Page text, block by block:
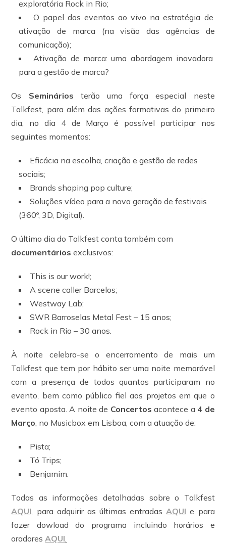
exploratória Rock in Rio;
O papel dos eventos ao vivo na estratégia de
ativação de marca (na visão das agências de
comunicação);
Ativação de marca: uma abordagem inovadora
para a gestão de marca?
Os Seminários terão uma força especial neste
Talkfest, para além das ações formativas do primeiro
dia, no dia 4 de Março é possível participar nos
seguintes momentos:
Eficácia na escolha, criação e gestão de redes
sociais;
Brands shaping pop culture;
Soluções vídeo para a nova geração de festivais
(360º, 3D, Digital).
O último dia do Talkfest conta também com
documentários exclusivos:
This is our work!;
A scene caller Barcelos;
Westway Lab;
SWR Barroselas Metal Fest – 15 anos;
Rock in Rio – 30 anos.
À noite celebra-se o encerramento de mais um
Talkfest que tem por hábito ser uma noite memorável
com a presença de todos quantos participaram no
evento, bem como público fiel aos projetos em que o
evento aposta. A noite de Concertos acontece a 4 de
Março, no Musicbox em Lisboa, com a atuação de:
Pista;
Tó Trips;
Benjamim.
Todas as informações detalhadas sobre o Talkfest
AQUI, para adquirir as últimas entradasAQUI e para
fazer dowload do programa incluindo horários e
oradoresAQUI.